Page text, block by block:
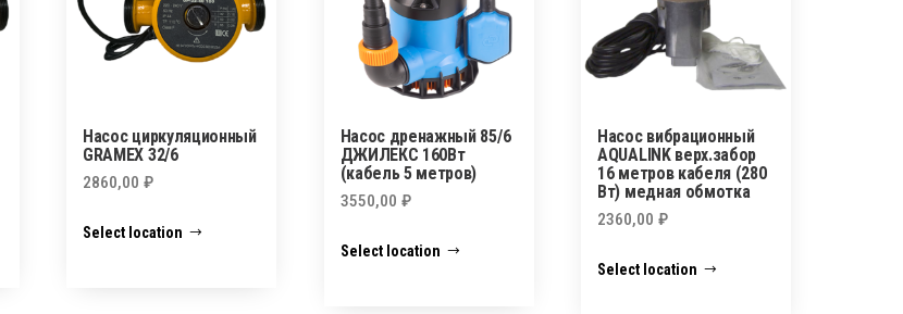
Насос циркуляционный
GRAMEX 32/6
2860,00₽
Select location
Насос дренажный 85/6
ДЖИЛЕКС 160Вт
(кабель 5 метров)
3550,00 ₽
Select location
Насос вибрационный
AQUALINK верх.забор
16 метров кабеля (280
Вт) медная обмотка
2360,00₽
Select location